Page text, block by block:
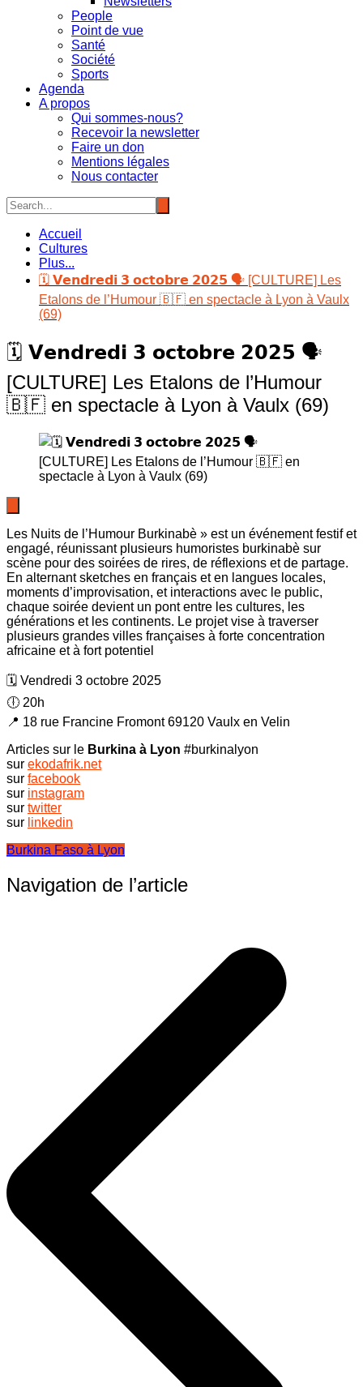
People
Point de vue
Santé
Société
Sports
Agenda
A propos
Qui sommes-nous?
Recevoir la newsletter
Faire un don
Mentions légales
Nous contacter
Accueil
Cultures
Plus...
🗓️ 𝗩𝗲𝗻𝗱𝗿𝗲𝗱𝗶 𝟯 𝗼𝗰𝘁𝗼𝗯𝗿𝗲 𝟮𝟬𝟮𝟱 🗣️ [CULTURE] Les
Etalons de l’Humour 🇧🇫 en spectacle à Lyon à Vaulx
(69)
🗓️ 𝗩𝗲𝗻𝗱𝗿𝗲𝗱𝗶 𝟯 𝗼𝗰𝘁𝗼𝗯𝗿𝗲 𝟮𝟬𝟮𝟱 🗣️
[CULTURE] Les Etalons de l’Humour
🇧🇫 en spectacle à Lyon à Vaulx (69)
Les Nuits de l’Humour Burkinabè » est un événement festif et
engagé, réunissant plusieurs humoristes burkinabè sur
scène pour des soirées de rires, de réflexions et de partage.
En alternant sketches en français et en langues locales,
moments d’improvisation, et interactions avec le public,
chaque soirée devient un pont entre les cultures, les
générations et les continents. Le projet vise à traverser
plusieurs grandes villes françaises à forte concentration
africaine et à fort potentiel
🗓️ Vendredi 3 octobre 2025
🕕 20h
📍 18 rue Francine Fromont 69120 Vaulx en Velin
Articles sur le Burkina à Lyon #burkinalyon
sur ekodafrik.net
sur facebook
sur instagram
sur twitter
sur linkedin
Burkina Faso à Lyon
Navigation de l’article